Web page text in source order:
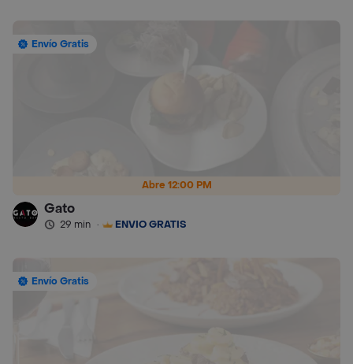
Abre 12:00 PM
Envío Gratis
Gato
29 min · ENVÍO GRATIS
Envío Gratis